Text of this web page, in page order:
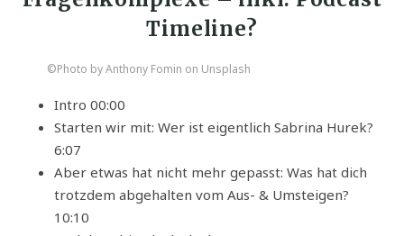
Timeline?
©Photo by Anthony Fomin on Unsplash
Intro 00:00
Starten wir mit: Wer ist eigentlich Sabrina Hurek?
6:07
Aber etwas hat nicht mehr gepasst: Was hat dich
trotzdem abgehalten vom Aus- & Umsteigen?
10:10